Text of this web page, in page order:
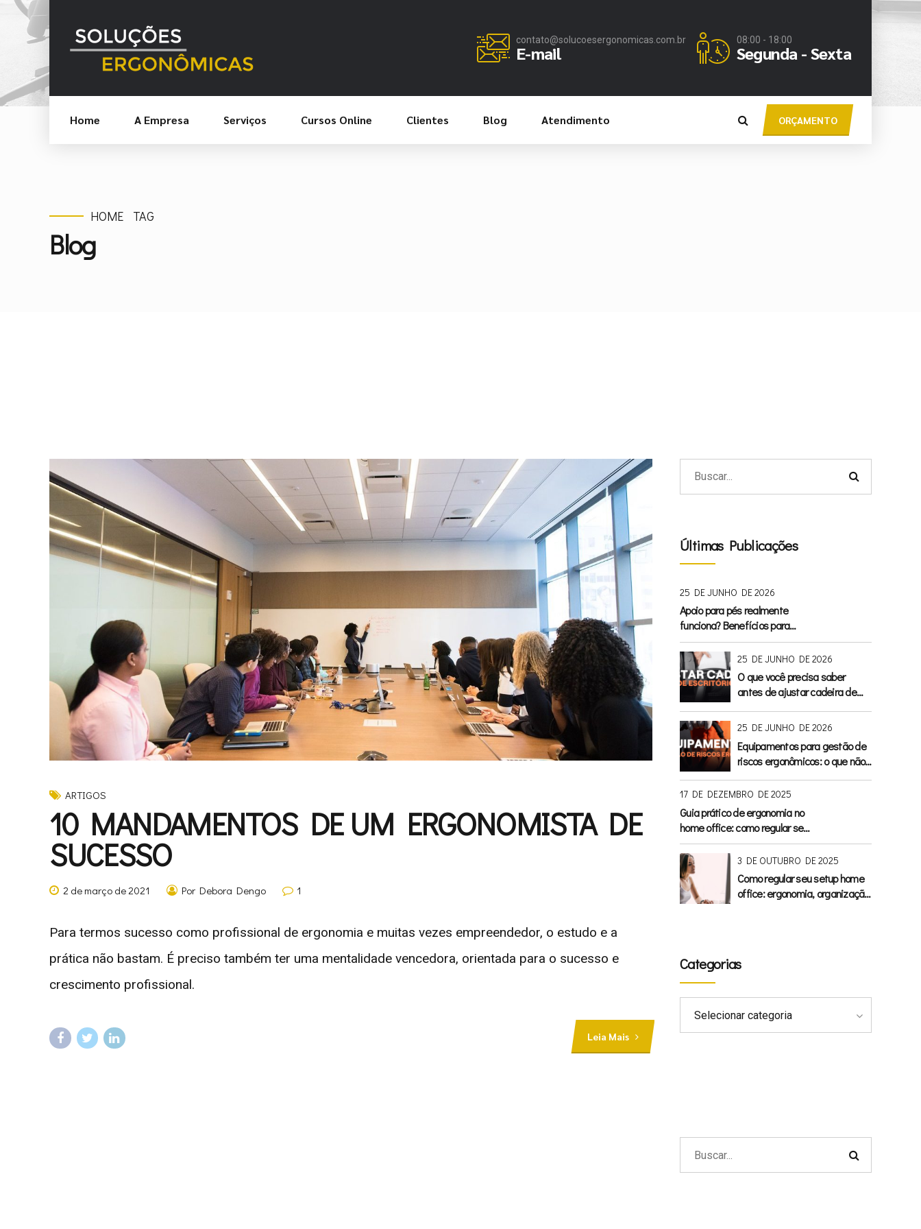
contato@solucoesergonomicas.com.br
E-mail
08:00 - 18:00
Segunda - Sexta
ORÇAMENTO
Home A Empresa Serviços Cursos Online Clientes Blog Atendimento
HOME TAG
Blog
ARTIGOS
10 MANDAMENTOS DE UM ERGONOMISTA DE
SUCESSO
2 de março de 2021 Por Debora Dengo 1
Para termos sucesso como profissional de ergonomia e muitas vezes empreendedor, o estudo e a
prática não bastam. É preciso também ter uma mentalidade vencedora, orientada para o sucesso e
crescimento profissional.
Leia Mais
Últimas Publicações
25 DE JUNHO DE 2026
Apoio para pés realmente
funciona? Benefícios para
postura, circulação e conforto
25 DE JUNHO DE 2026
O que você precisa saber
antes de ajustar cadeira de
25 DE JUNHO DE 2026
Equipamentos para gestão de
riscos ergonômicos: o que não
17 DE DEZEMBRO DE 2025
Guia prático de ergonomia no
home office: como regular seu
setup para conforto, saúde e
produtividade3 DE OUTUBRO DE 2025
Como regular seu setup home
office: ergonomia, organização
Categorias
Selecionar categoria